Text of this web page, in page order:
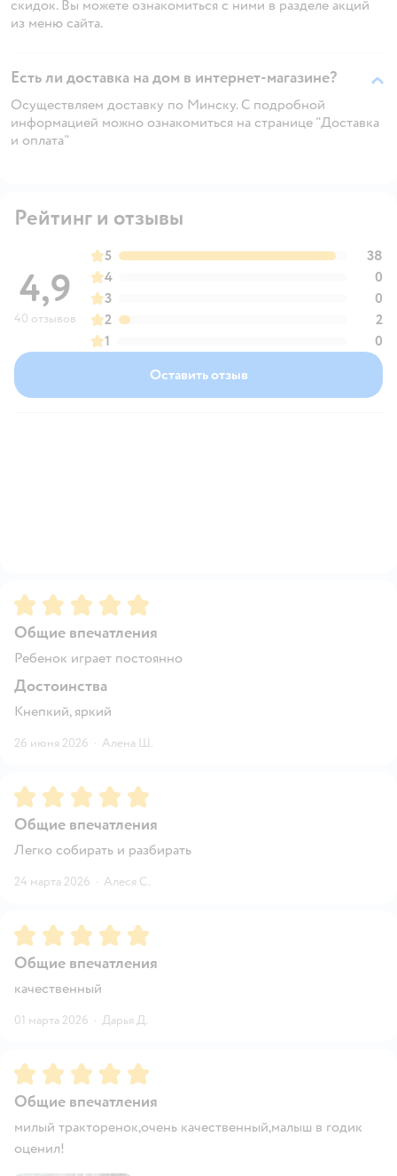
скидок. Вы можете ознакомиться с ними в разделе акций
из меню сайта.
Есть ли доставка на дом в интернет-магазине?
Осуществляем доставку по Минску. С подробной
информацией можно ознакомиться на странице "Доставка
и оплата"
Рейтинг и отзывы
4,9
40 отзывов
5
38
4
0
3
0
2
2
1
0
Оставить отзыв
Рейтинг:5
Общие впечатления
Ребенок играет постоянно
Достоинства
Кнепкий, яркий
26 июня 2026 · Алена Ш.
Рейтинг:5
Общие впечатления
Легко собирать и разбирать
24 марта 2026 · Алеся С.
Рейтинг:5
Общие впечатления
качественный
01 марта 2026 · Дарья Д.
Рейтинг:5
Общие впечатления
милый тракторенок,очень качественный,малыш в годик
оценил!